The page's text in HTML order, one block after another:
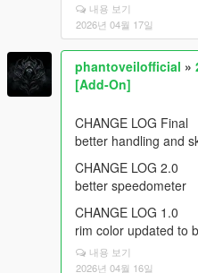
내용 보기
2026년 04월 17일
phantoveilofficial »
[Add-On]
CHANGE LOG Final
better handling and
CHANGE LOG 2.0
better speedometer
CHANGE LOG 1.0
rim color updated to
내용 보기
2026년 04월 16일